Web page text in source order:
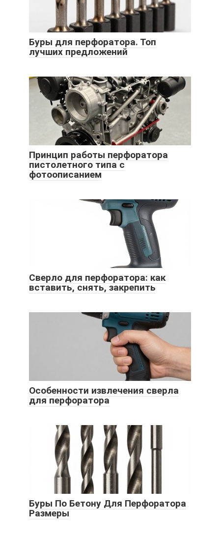
Буры для перфоратора. Топ
лучших предложений
Принцип работы перфоратора
пистолетного типа с
фотоописанием
Сверло для перфоратора: как
вставить, снять, закрепить
Особенности извлечения сверла
для перфоратора
Буры По Бетону Для Перфоратора
Размеры